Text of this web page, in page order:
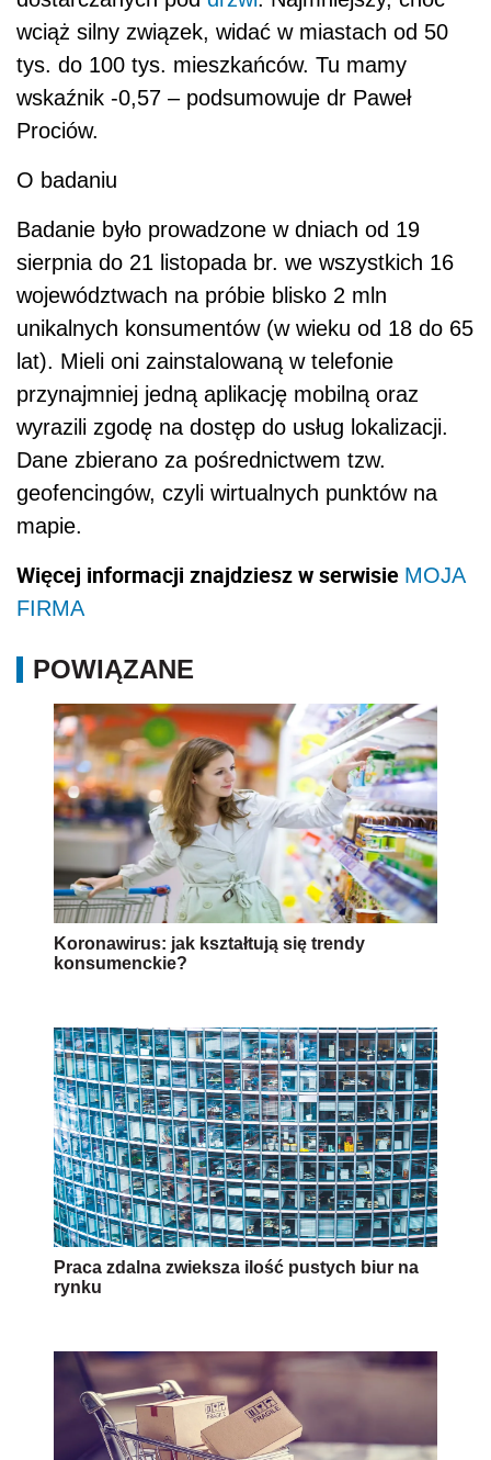
wciąż silny związek, widać w miastach od 50
tys. do 100 tys. mieszkańców. Tu mamy
wskaźnik -0,57 – podsumowuje dr Paweł
Prociów.
O badaniu
Badanie było prowadzone w dniach od 19
sierpnia do 21 listopada br. we wszystkich 16
województwach na próbie blisko 2 mln
unikalnych konsumentów (w wieku od 18 do 65
lat). Mieli oni zainstalowaną w telefonie
przynajmniej jedną aplikację mobilną oraz
wyrazili zgodę na dostęp do usług lokalizacji.
Dane zbierano za pośrednictwem tzw.
geofencingów, czyli wirtualnych punktów na
mapie.
Więcej informacji znajdziesz w serwisie MOJA
FIRMA
POWIĄZANE
Koronawirus: jak kształtują się trendy
konsumenckie?
Praca zdalna zwieksza ilość pustych biur na
rynku